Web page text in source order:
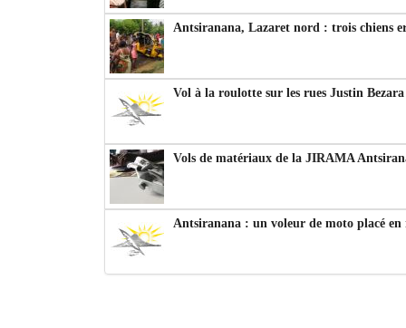
Antsiranana, Lazaret nord : trois chiens
Vol à la roulotte sur les rues Justin
Vols de matériaux de la JIRAMA
Antsiranana : un voleur de moto placé en